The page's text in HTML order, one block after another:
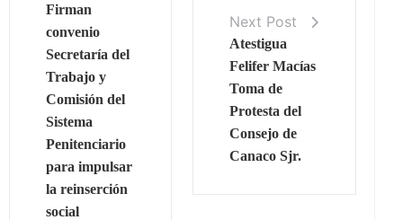
Firman
convenio
Secretaría del
Trabajo y
Comisión del
Sistema
Penitenciario
para impulsar
la reinserción
social
Next Post
Atestigua
Felifer Macías
Toma de
Protesta del
Consejo de
Canaco Sjr.